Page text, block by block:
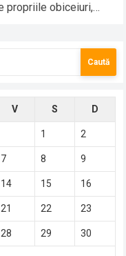
propriile obiceiuri,
V S D
1 2
7 8 9
14 15 16
21 22 23
28 29 30